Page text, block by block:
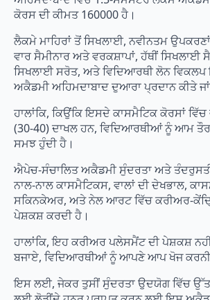
ਕੋਰਸ ਦੀ ਕੀਮਤ 160000 ਹੈ।
ਲੈਕਮੇ ਮਾਹਿਰਾਂ ਤੋਂ ਸਿਖਲਾਈ, ਨਵੀਨਤਮ
ਵਾਰ ਸੈਮੀਨਾਰ ਅਤੇ ਵਰਕਸ਼ਾਪਾਂ, ਹੱਥੀਂ
ਸਿਖਲਾਈ ਸਰੋਤ, ਅਤੇ ਵਿਦਿਆਰਥੀ ਲੋਨ
ਅਕੈਡਮੀ ਅਹਿਮਦਾਬਾਦ ਦੁਆਰਾ ਪ੍ਰਦਾਨ ਕੀਤੇ
ਹਾਲਾਂਕਿ, ਕਿਉਂਕਿ ਇਸਦੇ ਕਾਸਮੈਟਿਕ ਕੋਰਸਾਂ
(30-40) ਦਾਖਲ ਹਨ, ਵਿਦਿਆਰਥੀਆਂ ਨੂੰ ਆਮ ਤੌਰ
ਸਮਝ ਹੁੰਦੀ ਹੈ।
ਐਪੇਚ-ਸੰਚਾਲਿਤ ਅਕੈਡਮੀ ਸੁੰਦਰਤਾ ਅਤੇ
ਨਾਲ-ਨਾਲ ਕਾਸਮੈਟਿਕਸ, ਵਾਲਾਂ ਦੀ ਦੇਖਭਾਲ,
ਸਕਿਨਕੇਅਰ, ਅਤੇ ਨੇਲ ਆਰਟ ਵਿੱਚ ਕਰੀਅਰ-
ਪੇਸ਼ਕਸ਼ ਕਰਦੀ ਹੈ।
ਹਾਲਾਂਕਿ, ਇਹ ਕਰੀਅਰ ਪਲੇਸਮੈਂਟ ਦੀ ਪੇਸ਼ਕਸ਼
ਬਜਾਏ, ਵਿਦਿਆਰਥੀਆਂ ਨੂੰ ਆਪਣੇ ਆਪ ਖੋਜ ਕਰਨੀ
ਇਸ ਲਈ, ਜੇਕਰ ਤੁਸੀਂ ਸੁੰਦਰਤਾ ਉਦਯੋਗ ਵਿੱਚ